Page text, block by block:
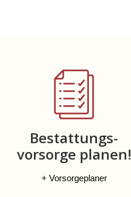
Bestattungs-
vorsorge planen!
+ Vorsorgeplaner